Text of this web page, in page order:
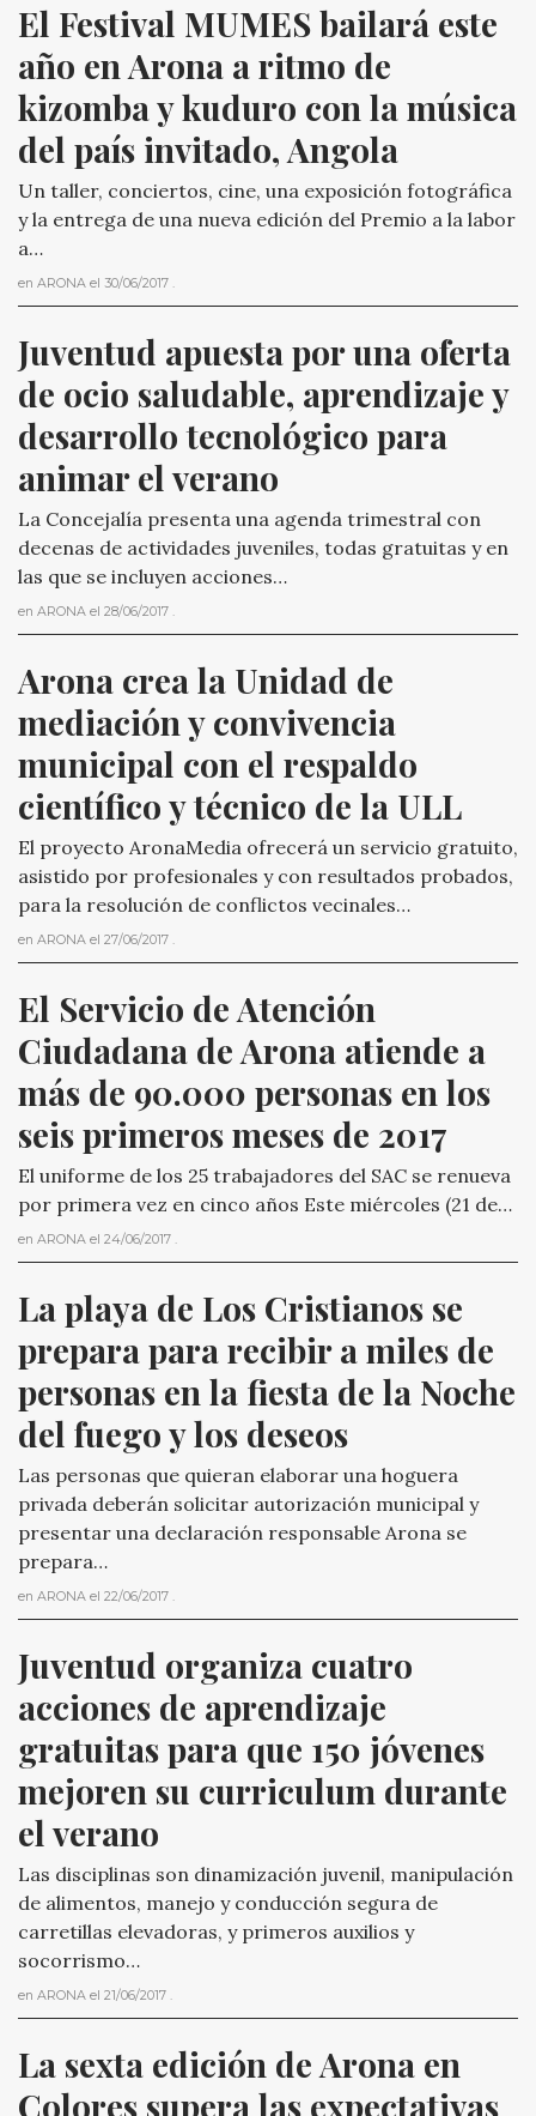
El Festival MUMES bailará este
año en Arona a ritmo de
kizomba y kuduro con la música
del país invitado, Angola
Un taller, conciertos, cine, una exposición fotográfica
y la entrega de una nueva edición del Premio a la labor
a…
en ARONA el 30/06/2017 .
Juventud apuesta por una oferta
de ocio saludable, aprendizaje y
desarrollo tecnológico para
animar el verano
La Concejalía presenta una agenda trimestral con
decenas de actividades juveniles, todas gratuitas y en
las que se incluyen acciones…
en ARONA el 28/06/2017 .
Arona crea la Unidad de
mediación y convivencia
municipal con el respaldo
científico y técnico de la ULL
El proyecto AronaMedia ofrecerá un servicio gratuito,
asistido por profesionales y con resultados probados,
para la resolución de conflictos vecinales…
en ARONA el 27/06/2017 .
El Servicio de Atención
Ciudadana de Arona atiende a
más de 90.000 personas en los
seis primeros meses de 2017
El uniforme de los 25 trabajadores del SAC se renueva
por primera vez en cinco años Este miércoles (21 de…
en ARONA el 24/06/2017 .
La playa de Los Cristianos se
prepara para recibir a miles de
personas en la fiesta de la Noche
del fuego y los deseos
Las personas que quieran elaborar una hoguera
privada deberán solicitar autorización municipal y
presentar una declaración responsable Arona se
prepara…
en ARONA el 22/06/2017 .
Juventud organiza cuatro
acciones de aprendizaje
gratuitas para que 150 jóvenes
mejoren su curriculum durante
el verano
Las disciplinas son dinamización juvenil, manipulación
de alimentos, manejo y conducción segura de
carretillas elevadoras, y primeros auxilios y
socorrismo…
en ARONA el 21/06/2017 .
La sexta edición de Arona en
Colores supera las expectativas